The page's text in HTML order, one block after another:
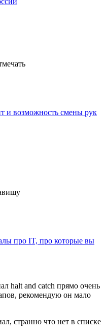
и возможность смены рук
про IT, про которые вы
halt and catch прямо очень
рекомендую он мало
странно что нет в списке